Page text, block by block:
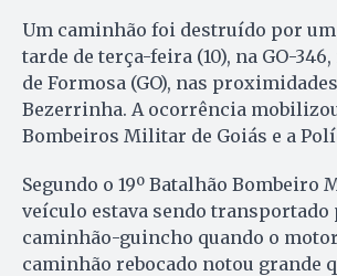
Um caminhão foi destruído por
tarde de terça-feira (10), na GO-
de Formosa (GO), nas
Bezerrinha. A ocorrência
Bombeiros Militar de Goiás e a
Segundo o 19º Batalhão Bombeiro
veículo estava sendo transportado
caminhão-guincho quando o
caminhão rebocado notou grande